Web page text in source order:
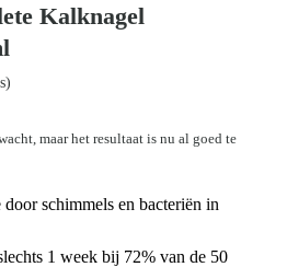
Kalknagel
maar het resultaat is nu al goed te
schimmels en bacteriën in
1 week bij 72% van de 50